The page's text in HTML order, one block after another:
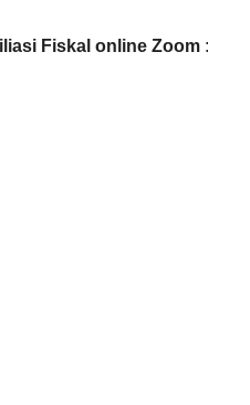
Fiskal online Zoom :